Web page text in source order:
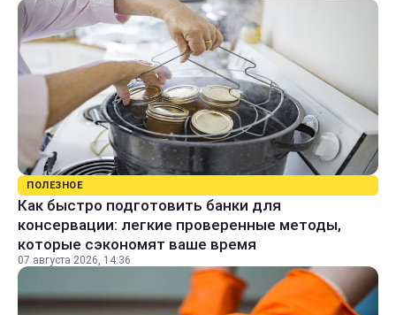
ПОЛЕЗНОЕ
Как быстро подготовить банки для
консервации: легкие проверенные методы,
которые сэкономят ваше время
07 августа 2026, 14:36